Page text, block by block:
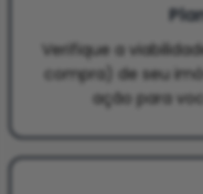
Verifique a
compra) de seu
ação para